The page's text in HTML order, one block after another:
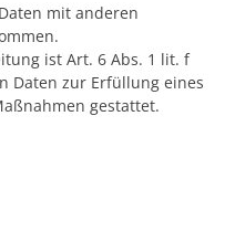
mit anderen
ist Art. 6 Abs. 1 lit. f
Daten zur Erfüllung eines
gestattet.